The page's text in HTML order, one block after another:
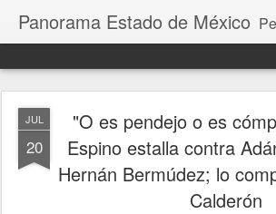
Panorama Estado de México
JUL
20
"O es pendejo o es
Espino estalla contra
Hernán Bermúdez; lo
Calderón